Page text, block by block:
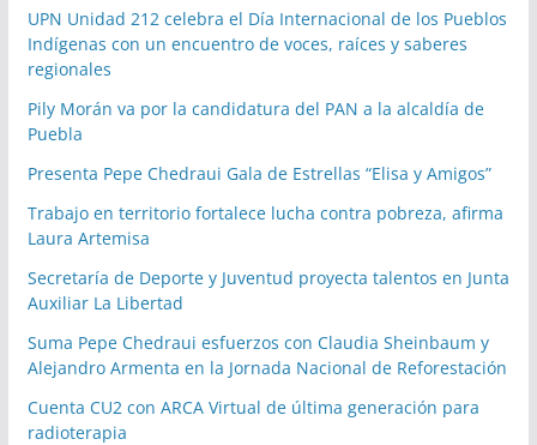
UPN Unidad 212 celebra el Día Internacional de los Pueblos
Indígenas con un encuentro de voces, raíces y saberes
regionales
Pily Morán va por la candidatura del PAN a la alcaldía de
Puebla
Presenta Pepe Chedraui Gala de Estrellas “Elisa y Amigos”
Trabajo en territorio fortalece lucha contra pobreza, afirma
Laura Artemisa
Secretaría de Deporte y Juventud proyecta talentos en Junta
Auxiliar La Libertad
Suma Pepe Chedraui esfuerzos con Claudia Sheinbaum y
Alejandro Armenta en la Jornada Nacional de Reforestación
Cuenta CU2 con ARCA Virtual de última generación para
radioterapia